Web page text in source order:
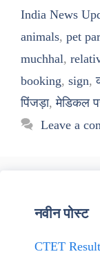
India News
animals, pet
muchhal,
booking, sign,
पिंजड़ा,मेडिकल
Leave a
नवीन पोस्ट
CTET Result